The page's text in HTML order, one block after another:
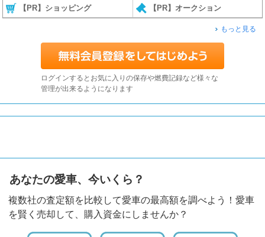
【PR】ショッピング 【PR】オークション
もっと見る
ログインするとお気に入りの保存や燃費記録など様々な
管理が出来るようになります
あなたの愛車、今いくら？
複数社の査定額を比較して愛車の最高額を調べよう！愛車
を賢く売却して、購入資金にしませんか？